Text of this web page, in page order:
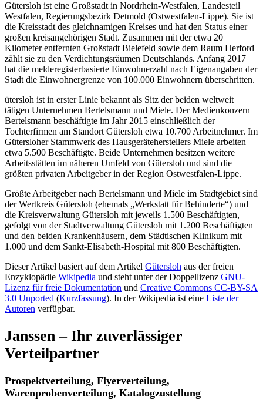
Gütersloh ist eine Großstadt in Nordrhein-Westfalen, Landesteil
Westfalen, Regierungsbezirk Detmold (Ostwestfalen-Lippe). Sie ist
die Kreisstadt des gleichnamigen Kreises und hat den Status einer
großen kreisangehörigen Stadt. Zusammen mit der etwa 20
Kilometer entfernten Großstadt Bielefeld sowie dem Raum Herford
zählt sie zu den Verdichtungsräumen Deutschlands. Anfang 2017
hat die melderegisterbasierte Einwohnerzahl nach Eigenangaben der
Stadt die Einwohnergrenze von 100.000 Einwohnern überschritten.
ütersloh ist in erster Linie bekannt als Sitz der beiden weltweit
tätigen Unternehmen Bertelsmann und Miele. Der Medienkonzern
Bertelsmann beschäftigte im Jahr 2015 einschließlich der
Tochterfirmen am Standort Gütersloh etwa 10.700 Arbeitnehmer. Im
Gütersloher Stammwerk des Hausgeräteherstellers Miele arbeiten
etwa 5.500 Beschäftigte. Beide Unternehmen besitzen weitere
Arbeitsstätten im näheren Umfeld von Gütersloh und sind die
größten privaten Arbeitgeber in der Region Ostwestfalen-Lippe.
Größte Arbeitgeber nach Bertelsmann und Miele im Stadtgebiet sind
der Wertkreis Gütersloh (ehemals „Werkstatt für Behinderte“) und
die Kreisverwaltung Gütersloh mit jeweils 1.500 Beschäftigten,
gefolgt von der Stadtverwaltung Gütersloh mit 1.200 Beschäftigten
und den beiden Krankenhäusern, dem Städtischen Klinikum mit
1.000 und dem Sankt-Elisabeth-Hospital mit 800 Beschäftigten.
Dieser Artikel basiert auf dem Artikel Gütersloh aus der freien
Enzyklopädie Wikipedia und steht unter der Doppellizenz GNU-
Lizenz für freie Dokumentation und Creative Commons CC-BY-SA
3.0 Unported (Kurzfassung). In der Wikipedia ist eine Liste der
Autoren verfügbar.
Janssen – Ihr zuverlässiger
Verteilpartner
Prospektverteilung, Flyerverteilung,
Warenprobenverteilung, Katalogzustellung